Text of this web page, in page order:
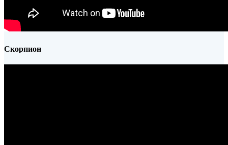
Скорпион